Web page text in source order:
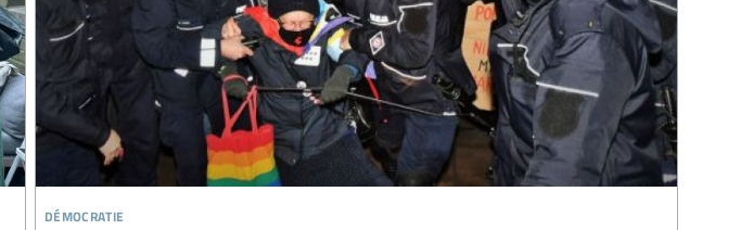
démocratie